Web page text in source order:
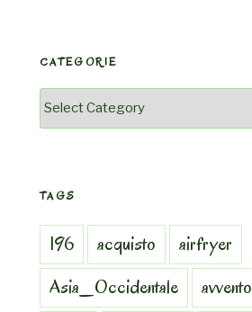
CATEGORIE
Categorie
TAGS
196 acquisto
airfryer
Asia_Occidentale
avvento